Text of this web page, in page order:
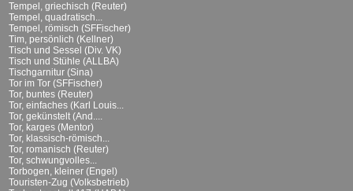
Tempel, griechisch (Reuter)
Tempel, quadratisch...
Tempel, römisch (SFFischer)
Tim, persönlich (Kellner)
Tisch und Sessel (Div. VK)
Tisch und Stühle (ALLBA)
Tischgarnitur (Sina)
Tor im Tor (SFFischer)
Tor, buntes (Reuter)
Tor, einfaches (Karl Louis...
Tor, gekünstelt (And....
Tor, karges (Mentor)
Tor, klassisch-römisch...
Tor, romanisch (Reuter)
Tor, schwungvolles...
Torbogen, kleiner (Engel)
Touristen-Zug (Volksbetrieb)